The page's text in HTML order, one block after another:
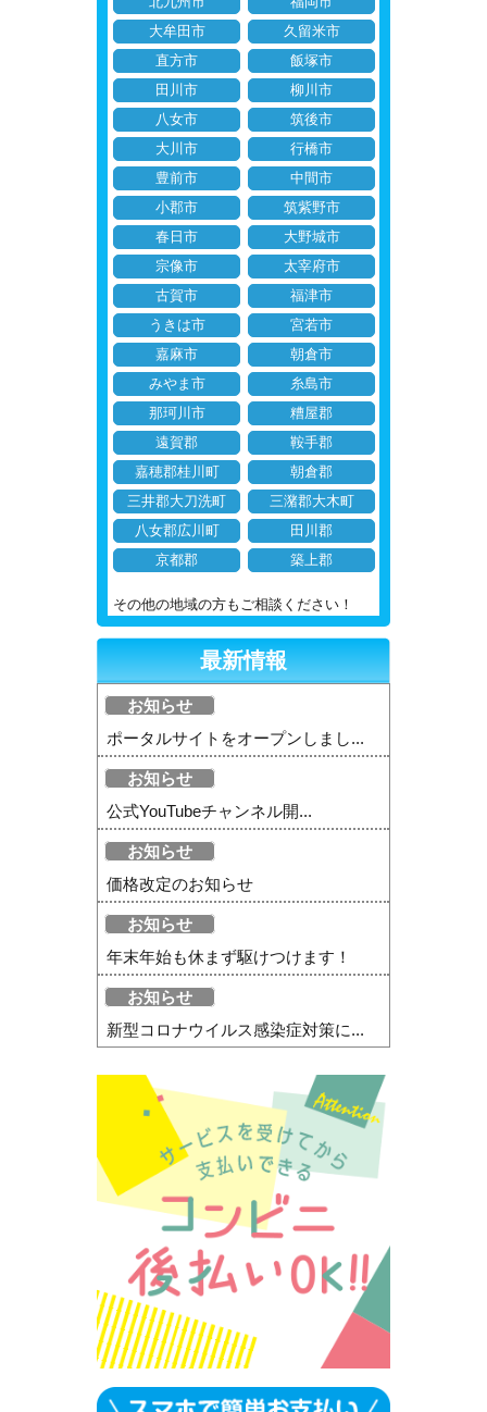
大牟田市
久留米市
直方市
飯塚市
田川市
柳川市
八女市
筑後市
大川市
行橋市
豊前市
中間市
小郡市
筑紫野市
春日市
大野城市
宗像市
太宰府市
古賀市
福津市
うきは市
宮若市
嘉麻市
朝倉市
みやま市
糸島市
那珂川市
糟屋郡
遠賀郡
鞍手郡
嘉穂郡桂川町
朝倉郡
三井郡大刀洗町
三潴郡大木町
八女郡広川町
田川郡
京都郡
築上郡
その他の地域の方もご相談ください！
最新情報
お知らせ
ポータルサイトをオープンしまし...
お知らせ
公式YouTubeチャンネル開...
お知らせ
価格改定のお知らせ
お知らせ
年末年始も休まず駆けつけます！
お知らせ
新型コロナウイルス感染症対策に...